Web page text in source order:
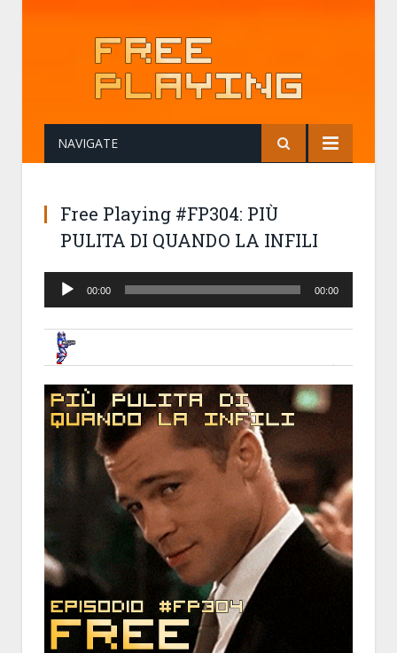
NAVIGATE
Free Playing #FP304: PIÙ
PULITA DI QUANDO LA INFILI
Audio
00:00 00:00
BRUNOB9 AUGUST 2018, 12:12:44FREE PLAYING #FP304: PIÙ PULITA DI